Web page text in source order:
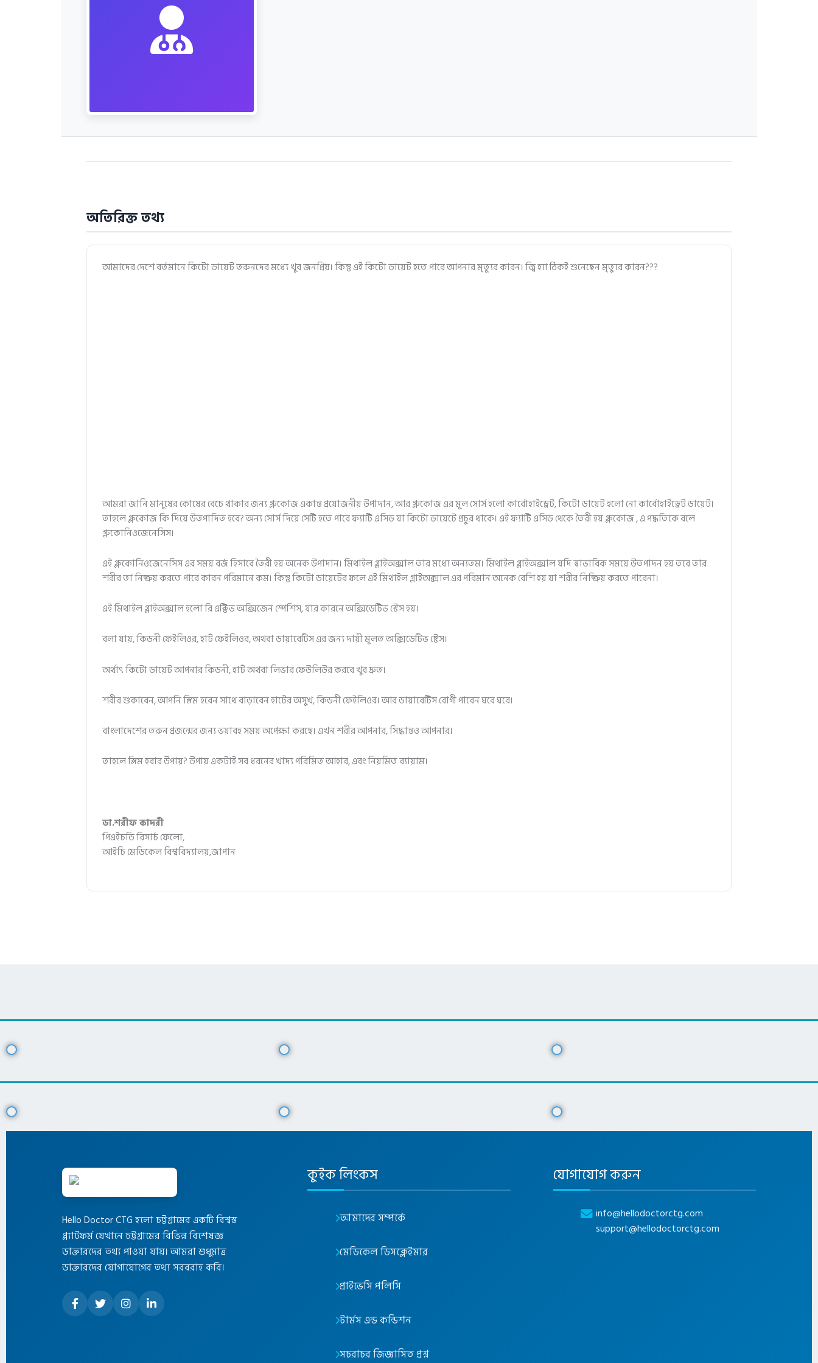
অতিরিক্ত তথ্য
আমাদের দেশে বর্তমানে কিটো ডায়েট তরুনদের মধ্যে খুব জনপ্রিয়। কিন্তু এই কিটো ডায়েট হতে পারে আপনার মৃত্যূর কারন। জ্বি হ্যা ঠিকই শুনেছেন মৃত্যুর কারন???
আমরা জানি মানুষের কোষের বেচে থাকার জন্য গ্লুকোজ একান্ত প্রয়োজনীয় উপাদান, আর গ্লুকোজ এর মূল সোর্স হলো কার্বোহাইড্রেট, কিটো ডায়েট হলো নো কার্বোহাইড্রেট ডায়েট।
তাহলে গ্লুকোজ কি দিয়ে উতপাদিত হবে? অন্য সোর্স দিয়ে সেটি হতে পারে ফ্যাটি এসিড যা কিটো ডায়েটে প্রচুর থাকে। এই ফ্যাটি এসিড থেকে তৈরী হয় গ্লুকোজ , এ পদ্ধতিকে বলে
গ্লুকোনিওজেনেসিস।
এই গ্লুকোনিওজেনেসিস এর সময় বর্জ হিসাবে তৈরী হয় অনেক উপাদান। মিথাইল গ্লাইঅক্সাল তার মধ্যে অন্যতম। মিথাইল গ্লাইঅক্সাল যদি স্বাভাবিক সময়ে উতপাদন হয় তবে তার
শরীর তা নিষ্ক্রয় করতে পারে কারন পরিমানে কম। কিন্তু কিটো ডায়েটের ফলে এই মিথাইল গ্লাইঅক্সাল এর পরিমান অনেক বেশি হয় যা শরীর নিষ্ক্রিয় করতে পারেনা।
এই মিথাইল গ্লাইঅক্সাল হলো রি এক্টিভ অক্সিজেন স্পেশিস, যার কারনে অক্সিডেটিভ স্টেস হয়।
বলা যায়, কিডনী ফেইলিওর, হার্ট ফেইলিওর, অথবা ডায়াবেটিস এর জন্য দায়ী মূলত অক্সিডেটিভ ষ্টেস।
অর্থাৎ কিটো ডায়েট আপনার কিডনী, হার্ট অথবা লিভার ফেউলিউর করবে খুব দ্রুত।
শরীর শুকাবেন, আপনি স্লিম হবেন সাথে বাড়াবেন হার্টের অসুখ, কিডনী ফেইলিওর। আর ডায়াবেটিস রোগী পাবেন ঘরে ঘরে।
বাংলাদেশের তরুন প্রজন্মের জন্য ভয়াবহ সময় অপেক্ষা করছে। এখন শরীর আপনার, সিদ্ধান্তও আপনার।
তাহলে স্লিম হবার উপায়? উপায় একটাই সব ধরনের খাদ্য পরিমিত আহার, এবং নিয়মিত ব্যায়াম।
ডা.শরীফ কাদরী
পিএইচডি রিসার্চ ফেলো,
আইচি মেডিকেল বিশ্ববিদ্যালয়,জাপান
Hello Doctor CTG হলো চট্টগ্রামের একটি বিশ্বস্ত
প্ল্যাটফর্ম যেখানে চট্টগ্রামের বিভিন্ন বিশেষজ্ঞ
ডাক্তারদের তথ্য পাওয়া যায়। আমরা শুধুমাত্র
ডাক্তারদের যোগাযোগের তথ্য সরবরাহ করি।
কুইক লিংকস
আমাদের সম্পর্কে
মেডিকেল ডিসক্লেইমার
প্রাইভেসি পলিসি
টার্মস এন্ড কন্ডিশন
সচরাচর জিজ্ঞাসিত প্রশ্ন
যোগাযোগ করুন
info@hellodoctorctg.com
support@hellodoctorctg.com